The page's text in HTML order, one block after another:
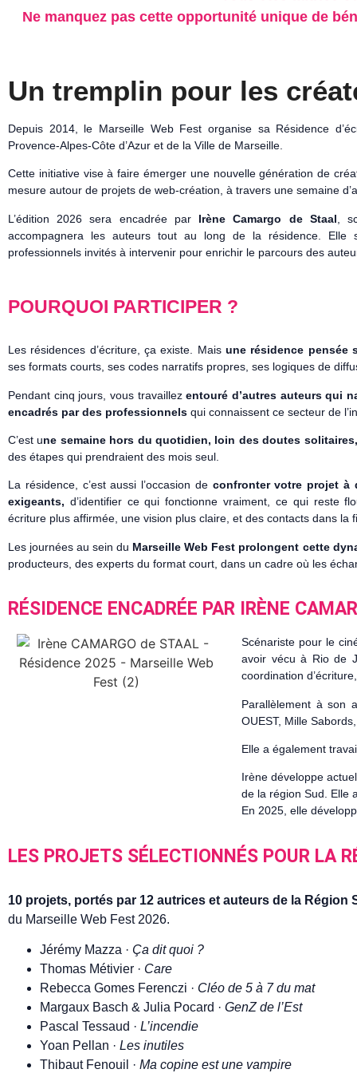
Ne manquez pas cette opportunité unique de
Un tremplin pour les
Depuis 2014, le Marseille Web Fest organise sa Résidence
Provence-Alpes-Côte d’Azur et de la Ville de Marseille.
Cette initiative vise à faire émerger une nouvelle génération de
mesure autour de projets de web-création, à travers une semaine
L’édition 2026 sera encadrée parIrène Camargo de Staal ,
accompagnera les auteurs tout au long de la résidence. Elle
professionnels invités à intervenir pour enrichir le parcours des
POURQUOI PARTICIPER ?
Les résidences d’écriture, ça existe. Maisune résidence pensée
ses formats courts, ses codes narratifs propres, ses logiques de
Pendant cinq jours, vous travaillezentouré d’autres auteurs qui
encadrés par des professionnels qui connaissent ce secteur de
C’est une semaine hors du quotidien, loin des doutes solitaires,
des étapes qui prendraient des mois seul.
La résidence, c’est aussi l’occasion de confronter votre projet à
exigeants, d’identifier ce qui fonctionne vraiment, ce qui reste
écriture plus affirmée, une vision plus claire, et des contacts dans la
Les journées au sein du Marseille Web Fest prolongent cette
producteurs, des experts du format court, dans un cadre où les
RÉSIDENCE ENCADRÉE PAR IRÈNE
Scénariste pour le
avoir vécu à Rio de
coordination
Parallèlement à son
OUEST, Mille
Elle a également
Irène développe
de la région Sud. Elle
En 2025, elle
LES PROJETS SÉLECTIONNÉS POUR LA
10 projets, portés par 12 autrices et auteurs de la Région
du Marseille Web Fest 2026.
Jérémy Mazza · Ça dit quoi ?
Thomas Métivier · Care
Rebecca Gomes Ferenczi · Cléo de 5 à 7 du mat
Margaux Basch & Julia Pocard · GenZ de l’Est
Pascal Tessaud · L’incendie
Yoan Pellan · Les inutiles
Thibaut Fenouil · Ma copine est une vampire